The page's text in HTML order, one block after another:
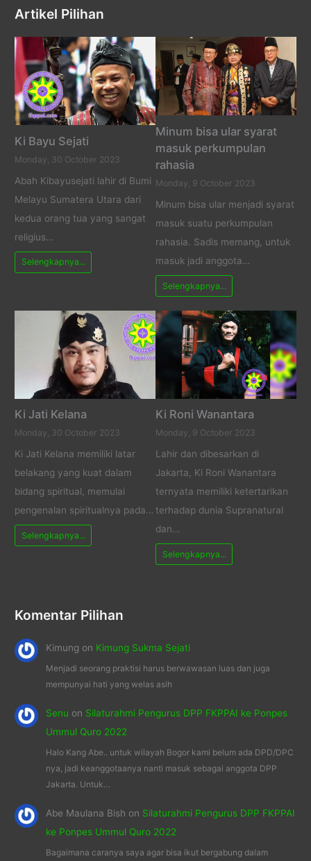
Artikel Pilihan
Ki Bayu Sejati
Monday, 30 October 2023
Abah Kibayusejati lahir di Bumi
Melayu Sumatera Utara dari
kedua orang tua yang sangat
religius…
Selengkapnya...
Minum bisa ular syarat
masuk perkumpulan
rahasia
Monday, 9 October 2023
Minum bisa ular menjadi syarat
masuk suatu perkumpulan
rahasia. Sadis memang, untuk
masuk jadi anggota…
Selengkapnya...
Ki Jati Kelana
Monday, 30 October 2023
Ki Jati Kelana memiliki latar
belakang yang kuat dalam
bidang spiritual, memulai
pengenalan spiritualnya pada…
Selengkapnya...
Ki Roni Wanantara
Monday, 9 October 2023
Lahir dan dibesarkan di
Jakarta, Ki Roni Wanantara
ternyata memiliki ketertarikan
terhadap dunia Supranatural
dan…
Selengkapnya...
Komentar Pilihan
Kimung on Kimung Sukma Sejati
Menjadi seorang praktisi harus berwawasan luas dan juga
mempunyai hati yang welas asih
Senu on Silaturahmi Pengurus DPP FKPPAI ke Ponpes
Ummul Quro 2022
Halo Kang Abe.. untuk wilayah Bogor kami belum ada DPD/DPC
nya, jadi keanggotaanya nanti masuk sebagai anggota DPP
Jakarta. Untuk…
Abe Maulana Bish on Silaturahmi Pengurus DPP FKPPAI
ke Ponpes Ummul Quro 2022
Bagaimana caranya saya agar bisa ikut bergabung dalam